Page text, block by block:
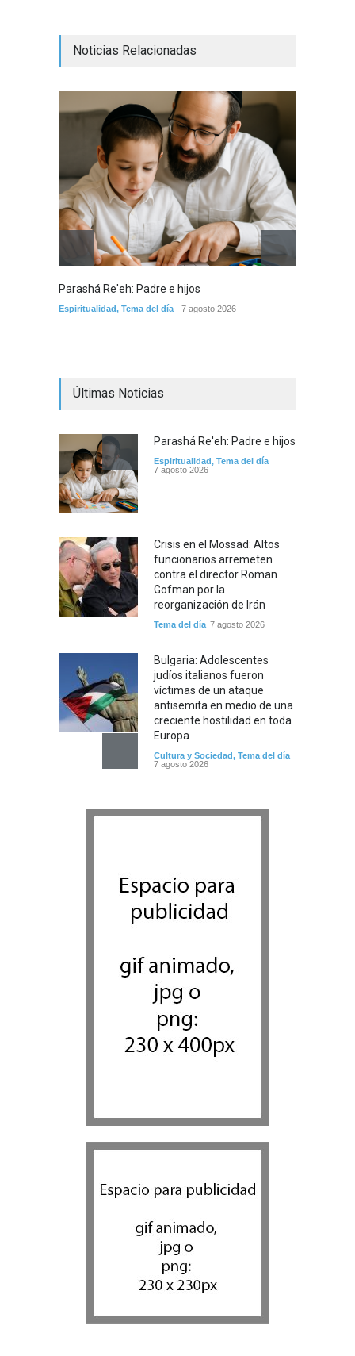
Noticias Relacionadas
Parashá Re'eh: Padre e hijos
Espiritualidad, Tema del día 7 agosto 2026
Últimas Noticias
Parashá Re'eh: Padre e hijos
Espiritualidad, Tema del día
7 agosto 2026
Crisis en el Mossad: Altos
funcionarios arremeten
contra el director Roman
Gofman por la
reorganización de Irán
Tema del día 7 agosto 2026
Bulgaria: Adolescentes
judíos italianos fueron
víctimas de un ataque
antisemita en medio de una
creciente hostilidad en toda
Europa
Cultura y Sociedad, Tema del día
7 agosto 2026
Jenin después de que un
Alarma en Israel: Crece el
temor de que el apoyo
permanente
Israel y Medio Oriente
7 agosto 2026